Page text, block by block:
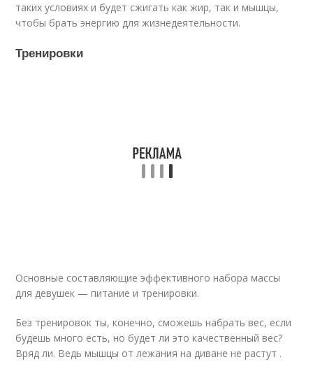
таких условиях и будет сжигать как жир, так и мышцы,
чтобы брать энергию для жизнедеятельности.
Тренировки
Основные составляющие эффективного набора массы
для девушек — питание и тренировки.
Без тренировок ты, конечно, сможешь набрать вес, если
будешь много есть, но будет ли это качественный вес?
Вряд ли. Ведь мышцы от лежания на диване не растут .